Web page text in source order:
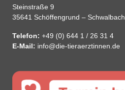
Steinstraße 9
35641 Schöffengrund – Schwalbach
Telefon: +49 (0) 644 1 / 26 31 4
E-Mail: info@die-tieraerztinnen.de